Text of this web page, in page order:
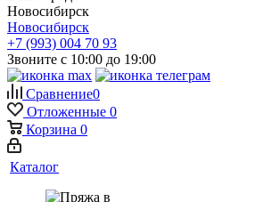
Новосибирск
Новосибирск
+7 (993) 004 70 93
Звоните с 10:00 до 19:00
Сравнение0
Отложенные 0
Корзина 0
Каталог